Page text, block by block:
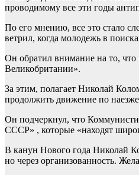
проводимому все эти годы
По его мнению, все это стало
ветрил, когда молодежь в
Он обратил внимание на то, что
Великобритании».
За этим, полагает Николай
продолжить движение по
Он подчеркнул, что
СССР» , которые «находят
В канун Нового года Николай
но через организованность.